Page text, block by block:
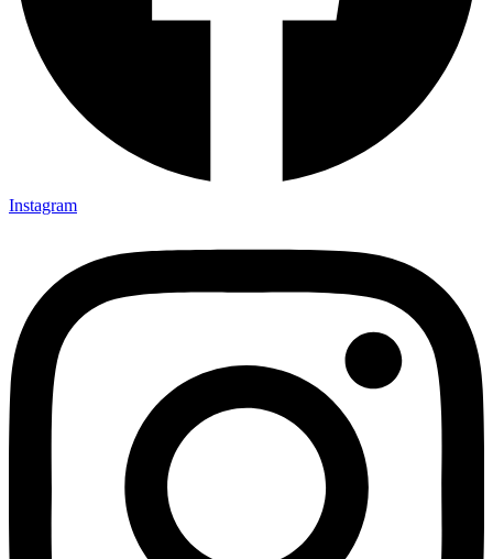
Instagram